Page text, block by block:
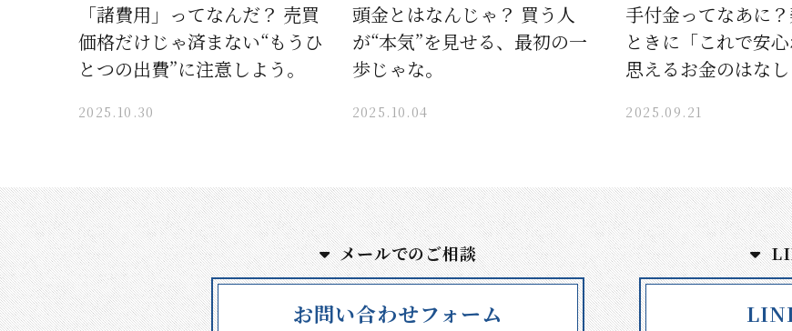
「諸費用」ってなんだ？ 売買
価格だけじゃ済まない“もうひ
とつの出費”に注意しよう。
2025.10.30
頭金とはなんじゃ？ 買う人
が“本気”を見せる、最初の一
歩じゃな。
2025.10.04
手付金ってなあに
ときに「これで安
思えるお金のはな
2025.09.21
メールでのご相談
お問い合わせフォーム